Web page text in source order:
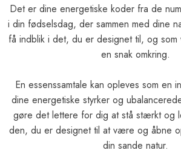
Det er dine energetiske koder fra de
i din fødselsdag, der sammen med dine
få indblik i det, du er designet til, og som
en snak omkring.
En essenssamtale kan opleves som en
dine energetiske styrker og
gøre det lettere for dig at stå stærkt og
den, du er designet til at være og åbne
din sande natur.